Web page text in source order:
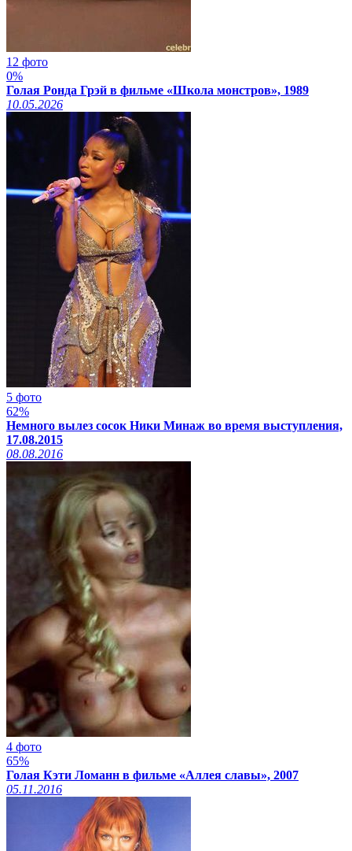
12 фото
0%
Голая Ронда Грэй в фильме «Школа монстров», 1989
10.05.2026
5 фото
62%
Немного вылез сосок Ники Минаж во время выступления,
17.08.2015
08.08.2016
4 фото
65%
Голая Кэти Ломанн в фильме «Аллея славы», 2007
05.11.2016